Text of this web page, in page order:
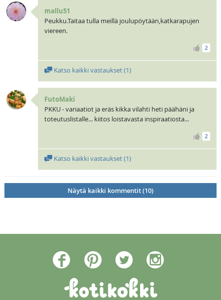
mallu51
Peukku.Taitaa tulla meillä joulupöytään,katkarapujen
viereen.
2
Katso kaikki vastaukset (1)
FutoMaki
PKKU - variaatiot ja eräs kikka vilahti heti päähäni ja
toteutuslistalle... kiitos loistavasta inspiraatiosta...
2
Katso kaikki vastaukset (1)
Näytä kaikki kommentit (10)